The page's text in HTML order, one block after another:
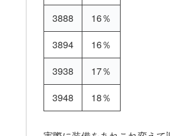
3888
16％
3894
16％
3938
17％
3948
18％